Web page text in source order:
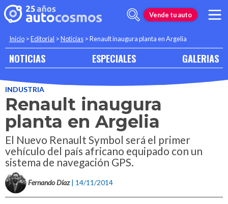
Vende tu auto
Inicio >Editorial >Noticias >Renault inaugura planta en Argelia
NOTICIAS ESPECIALES GALERIAS
INDUSTRIA
Renault inaugura
planta en Argelia
El Nuevo Renault Symbol será el primer
vehículo del país africano equipado con un
sistema de navegación GPS.
Fernando Díaz | 14/11/2014